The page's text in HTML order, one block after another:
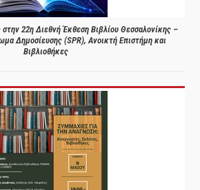
22η Διεθνή Έκθεση Βιβλίου Θεσσαλονίκης –
Δημοσίευσης (SPR), Ανοικτή Επιστήμη και
Βιβλιοθήκες